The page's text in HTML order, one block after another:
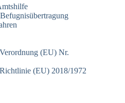
(EU) Nr.
(EU) 2018/1972